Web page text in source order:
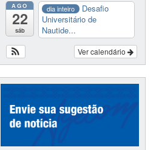
AGO
22
sáb
dia inteiro
Desafio
Universitário de
Nautide...
Ver calendário